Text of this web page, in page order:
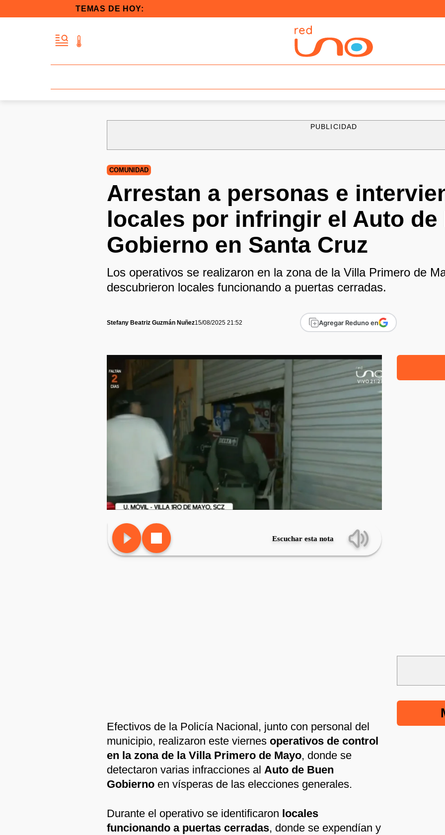
TEMAS DE HOY:
PUBLICIDAD
COMUNIDAD
Arrestan a personas e
locales por infringir el Auto de
Gobierno en Santa Cruz
Los operativos se realizaron en la zona de la Villa Primero de
descubrieron locales funcionando a puertas cerradas.
Stefany Beatriz Guzmán Nuñez15/08/2025 21:52 Agregar Reduno en
Escuchar esta nota
Efectivos de la Policía Nacional, junto con personal del
municipio, realizaron este viernes operativos de control
en la zona de la Villa Primero de Mayo, donde se
detectaron varias infracciones al Auto de Buen
Gobierno en vísperas de las elecciones generales.
Durante el operativo se identificaron locales
funcionando a puertas cerradas, donde se expendían y